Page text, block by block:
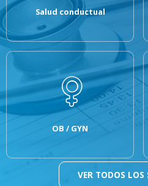
Salud conductual
OB / GYN
VER TODOS LOS